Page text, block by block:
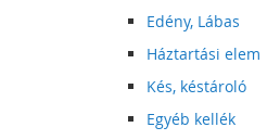
Edény, Lábas
Háztartási elem
Kés, késtároló
Egyéb kellék